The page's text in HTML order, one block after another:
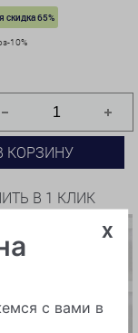
скидка 65%
10%
КОРЗИНУ
В 1 КЛИК
x
с вами в